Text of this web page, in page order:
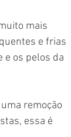
mais
e frias
e os pelos da
remoção
essa é